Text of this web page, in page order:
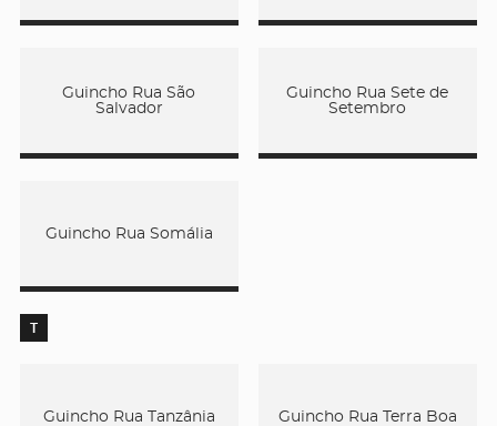
Guincho Rua São
Salvador
Guincho Rua Sete de
Setembro
Guincho Rua Somália
T
Guincho Rua Tanzânia Guincho Rua Terra Boa